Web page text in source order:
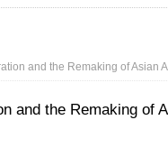
and the Remaking of Asian
and the Remaking of